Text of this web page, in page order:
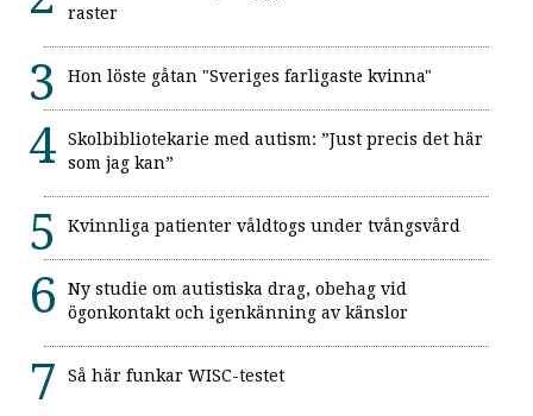
raster
Hon löste gåtan "Sveriges farligaste kvinna"
Skolbibliotekarie med autism: ”Just precis det här
som jag kan”
Kvinnliga patienter våldtogs under tvångsvård
Ny studie om autistiska drag, obehag vid
ögonkontakt och igenkänning av känslor
Så här funkar WISC-testet